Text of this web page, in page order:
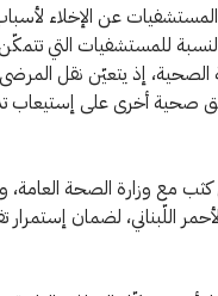
المستشفيات عن الإخلاء
للمستشفيات التي
الصحية، إذ يتعيّن نقل المرضى
صحية أخرى على إستيعاب
مع وزارة الصحة العامة،
اللّبناني، لضمان إستمرار